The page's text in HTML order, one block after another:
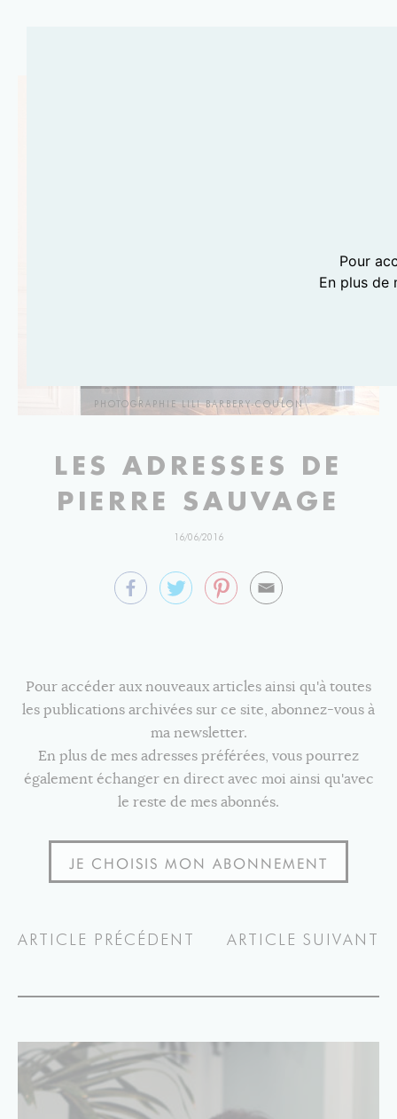
PHOTOGRAPHIE LILI BARBERY-COULON
LES ADRESSES DE
PIERRE SAUVAGE
16/06/2016
Pour accéder aux nouveaux articles ainsi qu'à toutes
les publications archivées sur ce site, abonnez-vous à
ma newsletter.
En plus de mes adresses préférées, vous pourrez
également échanger en direct avec moi ainsi qu'avec
le reste de mes abonnés.
JE CHOISIS MON ABONNEMENT
Pour
En plus de
ARTICLE PRÉCÉDENT ARTICLE SUIVANT